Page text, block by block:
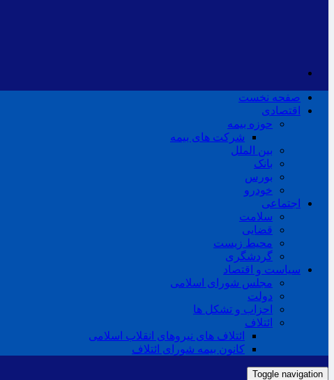
صفحه نخست
اقتصادی
حوزه بیمه
شرکت های بیمه
بین الملل
بانک
بورس
خودرو
اجتماعی
سلامت
قضایی
محیط زیست
گردشگری
سیاست و اقتصاد
مجلس شورای اسلامی
دولت
احزاب و تشکل ها
ائتلاف
ائتلاف های نیروهای انقلاب اسلامی
کانون بیمه شورای ائتلاف
Toggle navigation